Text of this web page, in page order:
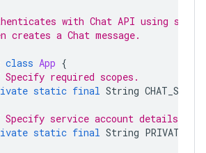
with Chat API using
creates a Chat message.
class App {
required scopes.
static final String CHAT_SCOPE
service account details.
static final String